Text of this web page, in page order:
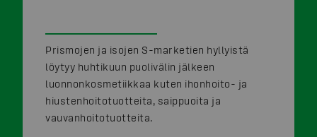
Prismojen ja isojen S-marketien hyllyistä
löytyy huhtikuun puolivälin jälkeen
luonnonkosmetiikkaa kuten ihonhoito- ja
hiustenhoitotuotteita, saippuoita ja
vauvanhoitotuotteita.